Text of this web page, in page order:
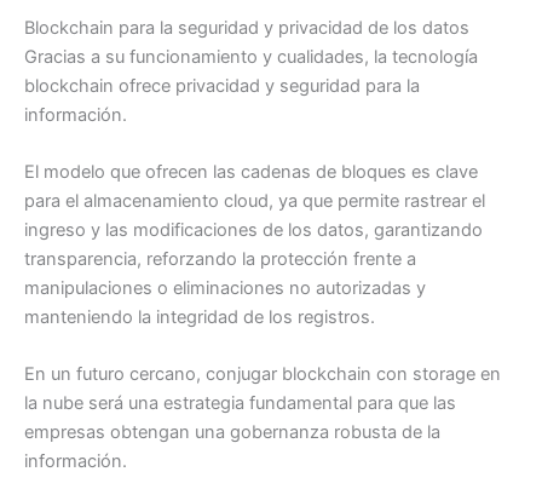
Blockchain para la seguridad y privacidad de los datos
Gracias a su funcionamiento y cualidades, la tecnología
blockchain ofrece privacidad y seguridad para la
información.
El modelo que ofrecen las cadenas de bloques es clave
para el almacenamiento cloud, ya que permite rastrear el
ingreso y las modificaciones de los datos, garantizando
transparencia, reforzando la protección frente a
manipulaciones o eliminaciones no autorizadas y
manteniendo la integridad de los registros.
En un futuro cercano, conjugar blockchain con storage en
la nube será una estrategia fundamental para que las
empresas obtengan una gobernanza robusta de la
información.